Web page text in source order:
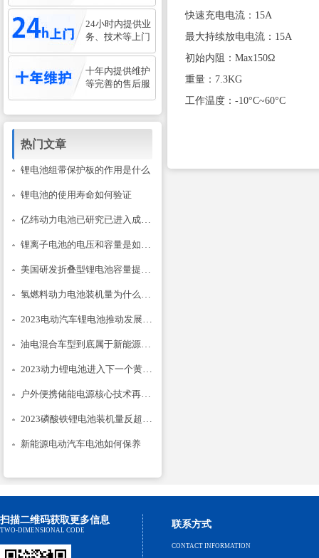
快速充电电流：15A
最大持续放电电流：15A
初始内阻：Max150Ω
重量：7.3KG
工作温度：-10°C~60°C
24小时内提供业
务、技术等上门
十年内提供维护
等完善的售后服
热门文章
锂电池组带保护板的作用是什么
锂电池的使用寿命如何验证
亿纬动力电池已研究已进入成熟阶段
锂离子电池的电压和容量是如何计的
美国研发折叠型锂电池容量提升14倍
氢燃料动力电池装机量为什么只降不升
2023电动汽车锂电池推动发展建议
油电混合车型到底属于新能源汽车吗
2023动力锂电池进入下一个黄金期
户外便携储能电源核心技术再次升级
2023磷酸铁锂电池装机量反超三元锂？
新能源电动汽车电池如何保养
扫描二维码获取更多信息
TWO-DIMENSIONAL CODE
联系方式
CONTACT INFORMATION